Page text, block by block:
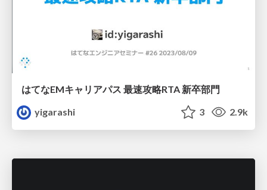
はてなEMキャリアパス 最速攻略RTA 新卒部門
yigarashi
3 2.9k